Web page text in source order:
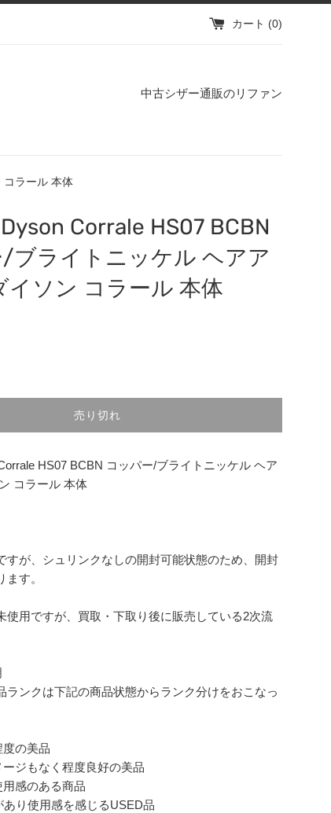
カート (0)
中古シザー通販のリファン
コラール 本体
Dyson Corrale HS07 BCBN
ブライトニッケル ヘアア
イソン コラール 本体
売り切れ
HS07 BCBN コッパー/ブライトニッケル ヘア
コラール 本体
すが、シュリンクなしの開封可能状態のため、開封
ます。
使用ですが、買取・下取り後に販売している2次流
ランクは下記の商品状態からランク分けをおこなっ
度の美品
ージもなく程度良好の美品
用感のある商品
あり使用感を感じるUSED品